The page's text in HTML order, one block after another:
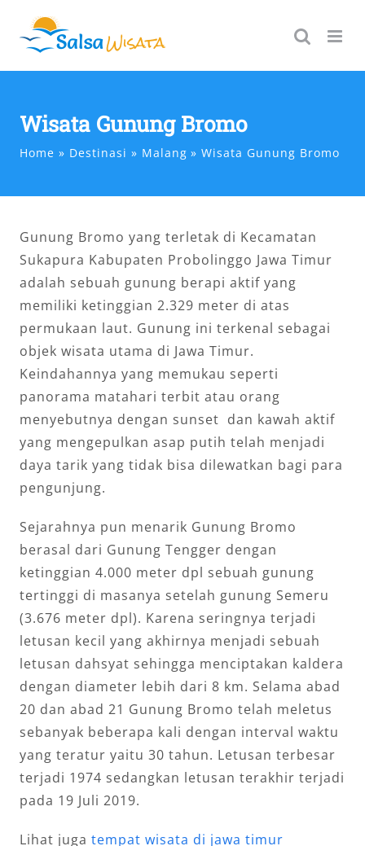
content
Wisata Gunung Bromo
Home Destinasi Malang Wisata Gunung Bromo
Gunung Bromo yang terletak di Kecamatan
Sukapura Kabupaten Probolinggo Jawa Timur
adalah sebuah gunung berapi aktif yang
memiliki ketinggian 2.329 meter di atas
permukaan laut. Gunung ini terkenal sebagai
objek wisata utama di Jawa Timur.
Keindahannya yang memukau seperti
panorama matahari terbit atau orang
menyebutnya dengan sunset dan kawah aktif
yang mengepulkan asap putih telah menjadi
daya tarik yang tidak bisa dilewatkan bagi para
pengunjung.
Sejarahnya pun menarik Gunung Bromo
berasal dari Gunung Tengger dengan
ketinggian 4.000 meter dpl sebuah gunung
tertinggi di masanya setelah gunung Semeru
(3.676 meter dpl). Karena seringnya terjadi
letusan kecil yang akhirnya menjadi sebuah
letusan dahsyat sehingga menciptakan kaldera
dengan diameter lebih dari 8 km. Selama abad
20 dan abad 21 Gunung Bromo telah meletus
sebanyak beberapa kali dengan interval waktu
yang teratur yaitu 30 tahun. Letusan terbesar
terjadi 1974 sedangkan letusan terakhir terjadi
pada 19 Juli 2019.
Lihat juga tempat wisata di jawa timur